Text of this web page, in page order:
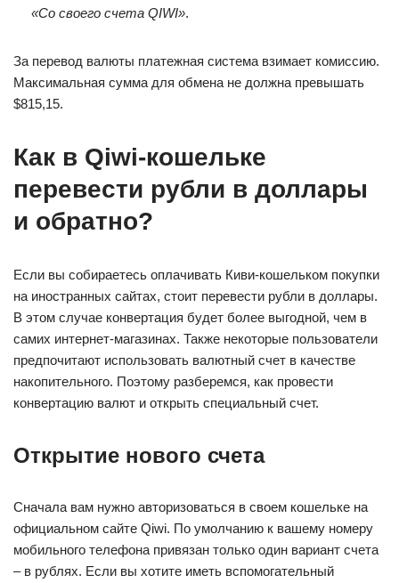
«Со своего счета QIWI».
За перевод валюты платежная система взимает комиссию.
Максимальная сумма для обмена не должна превышать
$815,15.
Как в Qiwi-кошельке
перевести рубли в доллары
и обратно?
Если вы собираетесь оплачивать Киви-кошельком покупки
на иностранных сайтах, стоит перевести рубли в доллары.
В этом случае конвертация будет более выгодной, чем в
самих интернет-магазинах. Также некоторые пользователи
предпочитают использовать валютный счет в качестве
накопительного. Поэтому разберемся, как провести
конвертацию валют и открыть специальный счет.
Открытие нового счета
Сначала вам нужно авторизоваться в своем кошельке на
официальном сайте Qiwi. По умолчанию к вашему номеру
мобильного телефона привязан только один вариант счета
– в рублях. Если вы хотите иметь вспомогательный